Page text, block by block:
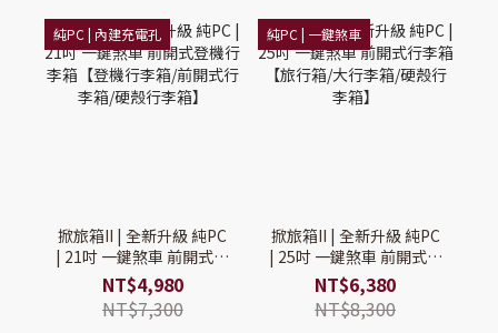
純PC | 內建充電孔
掀旅箱II | 全新升級 純PC
| 21吋 一鍵煞車 前開式登
機行李箱【登機行李箱/
前開式行李箱/硬殼行李
箱】
NT$4,980
NT$7,300
純PC | 一鍵煞車
掀旅箱II | 全新升級 純PC
| 25吋 一鍵煞車 前開式行
李箱【旅行箱/大行李箱/
硬殼行李箱】
NT$6,380
NT$8,300